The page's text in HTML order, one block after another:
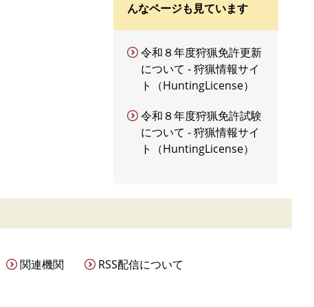
んなページも見ています
令和８年度狩猟免許更新
について - 狩猟情報サイ
ト（HuntingLicense）
令和８年度狩猟免許試験
について - 狩猟情報サイ
ト（HuntingLicense）
関連機関 RSS配信について